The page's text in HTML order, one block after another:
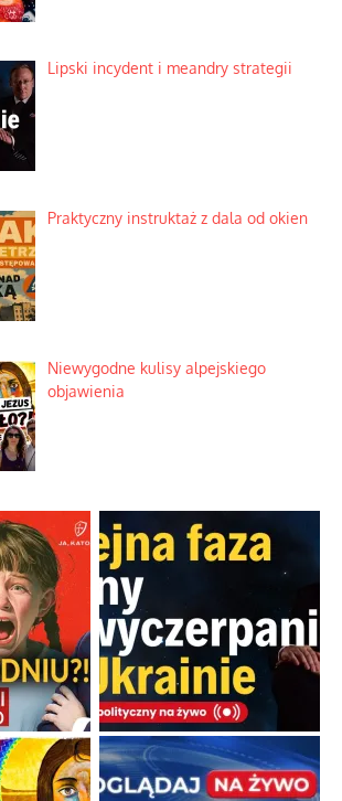
Lipski incydent i meandry strategii
Praktyczny instruktaż z dala od okien
Niewygodne kulisy alpejskiego
objawienia